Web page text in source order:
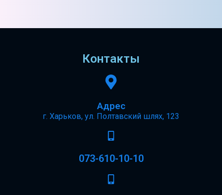
Контакты
Адрес
г. Харьков, ул. Полтавский шлях, 123
073-610-10-10